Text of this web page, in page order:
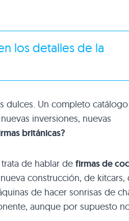
los detalles de la
dulces. Un completo catálogo
inversiones, nuevas
británicas?
de hablar de firmas de
construcción, de kitcars,
de hacer sonrisas de
aunque por supuesto